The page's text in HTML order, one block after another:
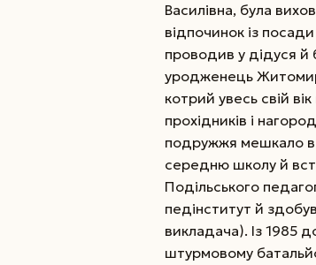
Василівна, була
відпочинок із
проводив у дідуся й
уродженець
котрий увесь свій
прохідників і
подружжя мешкало в
середню школу й
Подільського
педінститут й
викладача). Із 1985
штурмовому